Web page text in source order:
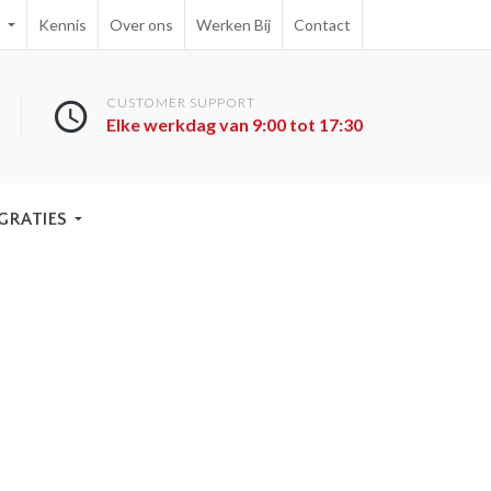
Kennis Over ons Werken Bij Contact
CUSTOMER SUPPORT
Elke werkdag van 9:00 tot 17:30